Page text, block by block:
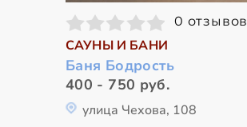
0 отзывов
САУНЫ И БАНИ
Баня Бодрость
400 - 750 руб.
улица Чехова, 108